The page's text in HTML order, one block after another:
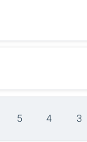
3
4
5